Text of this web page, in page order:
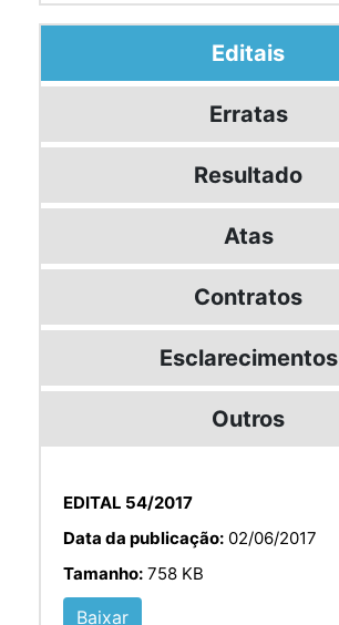
Editais
Erratas
Resultado
Atas
Contratos
Esclarecimentos
Outros
EDITAL 54/2017
Data da publicação: 02/06/2017
Tamanho: 758 KB
Baixar